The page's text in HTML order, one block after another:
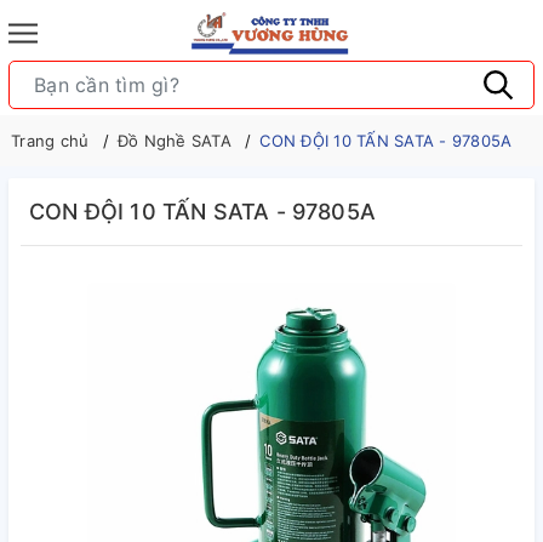
Trang chủ Đồ Nghề SATA CON ĐỘI 10 TẤN SATA - 97805A
CON ĐỘI 10 TẤN SATA - 97805A